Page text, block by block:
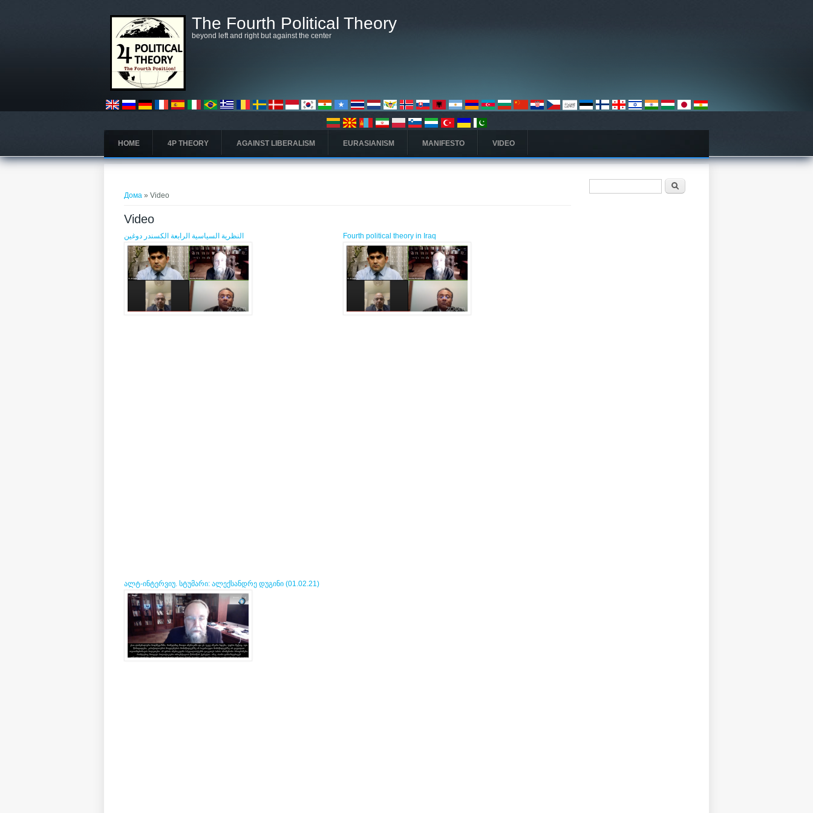
The Fourth Political Theory
beyond left and right but against the center
HOME 4P THEORY AGAINST LIBERALISM EURASIANISM MANIFESTO VIDEO
Дома » Video
Video
النظرية السياسية الرابعة الكسندر دوغين Fourth political theory in Iraq
ალტ-ინტერვიუ. სტუმარი: ალექსანდრე დუგინი (01.02.21)
Pages
Search form